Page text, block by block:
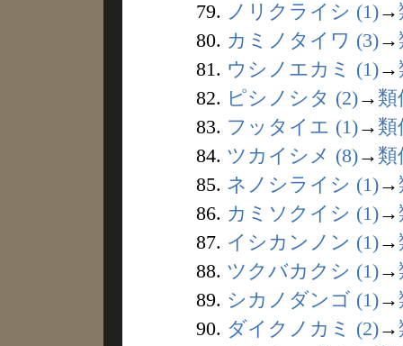
79. ノリクライシ (1)→
80. カミノタイワ (3)→
81. ウシノエカミ (1)→
82. ピシノシタ (2)→ 類
83. フッタイエ (1)→ 類
84. ツカイシメ (8)→ 類
85. ネノシライシ (1)→
86. カミソクイシ (1)→
87. イシカンノン (1)→
88. ツクバカクシ (1)→
89. シカノダンゴ (1)→
90. ダイクノカミ (2)→